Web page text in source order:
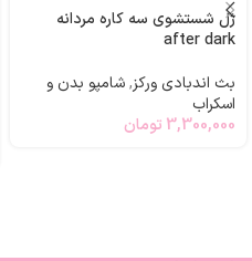
ژل شستشوی سه کاره مردانه
after dark
بث اندبادی ورکز,شامپو بدن و
اسکراب
3,300,000 تومان